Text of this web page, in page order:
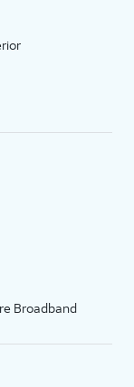
Broadband